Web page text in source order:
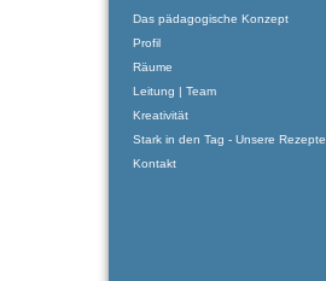
Das pädagogische Konzept
Profil
Räume
Leitung | Team
Kreativität
Stark in den Tag - Unsere Rezepte
Kontakt